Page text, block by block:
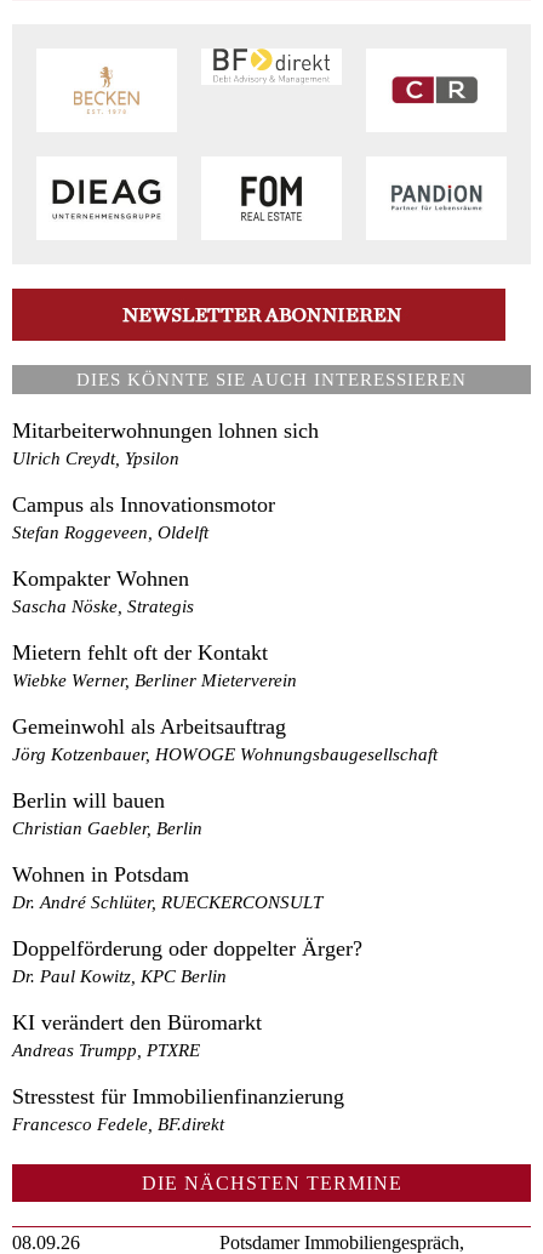
DIES KÖNNTE SIE AUCH INTERESSIEREN
Mitarbeiterwohnungen lohnen sich
Ulrich Creydt, Ypsilon
Campus als Innovationsmotor
Stefan Roggeveen, Oldelft
Kompakter Wohnen
Sascha Nöske, Strategis
Mietern fehlt oft der Kontakt
Wiebke Werner, Berliner Mieterverein
Gemeinwohl als Arbeitsauftrag
Jörg Kotzenbauer, HOWOGE Wohnungsbaugesellschaft
Berlin will bauen
Christian Gaebler, Berlin
Wohnen in Potsdam
Dr. André Schlüter, RUECKERCONSULT
Doppelförderung oder doppelter Ärger?
Dr. Paul Kowitz, KPC Berlin
KI verändert den Büromarkt
Andreas Trumpp, PTXRE
Stresstest für Immobilienfinanzierung
Francesco Fedele, BF.direkt
DIE NÄCHSTEN TERMINE
08.09.26 Potsdamer Immobiliengespräch,